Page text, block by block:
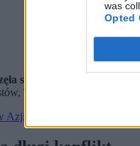
was
Opted
się wymykać ustalonym
Teheran może jeszcze
Azji panika